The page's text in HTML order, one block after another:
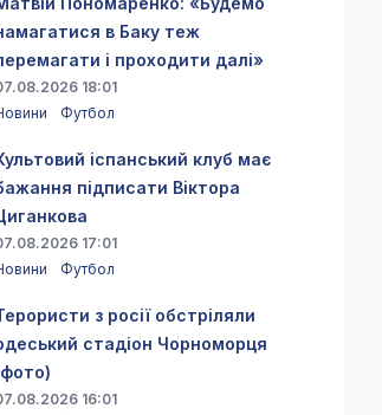
в Баку теж
і проходити далі»
18:01
Футбол
іспанський клуб має
підписати Віктора
17:01
Футбол
з росії обстріляли
стадіон Чорноморця
16:01